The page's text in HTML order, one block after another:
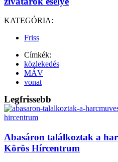
KATEGÓRIA:
Friss
Címkék:
közlekedés
MÁV
vonat
Legfrissebb
Abasáron találkoztak a
Körös Hírcentrum